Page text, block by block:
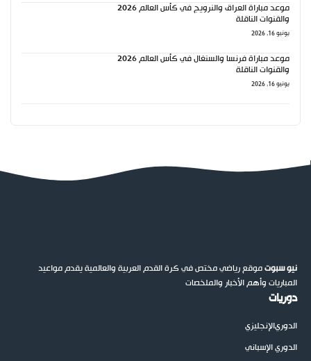
موعد مباراة العراق والنرويج في كأس العالم 2026
والقنوات الناقلة
يونيو 16, 2026
موعد مباراة فرنسا والسنغال في كأس العالم 2026
والقنوات الناقلة
يونيو 16, 2026
نيو سبوتموقع رياضي مختص في كرة القدم العربية والعالمية يقدم مواعيد
المباريات وأهم الأخبار والملخصات
دوريات
الدوريالإنجليزي
الدوري الإسباني